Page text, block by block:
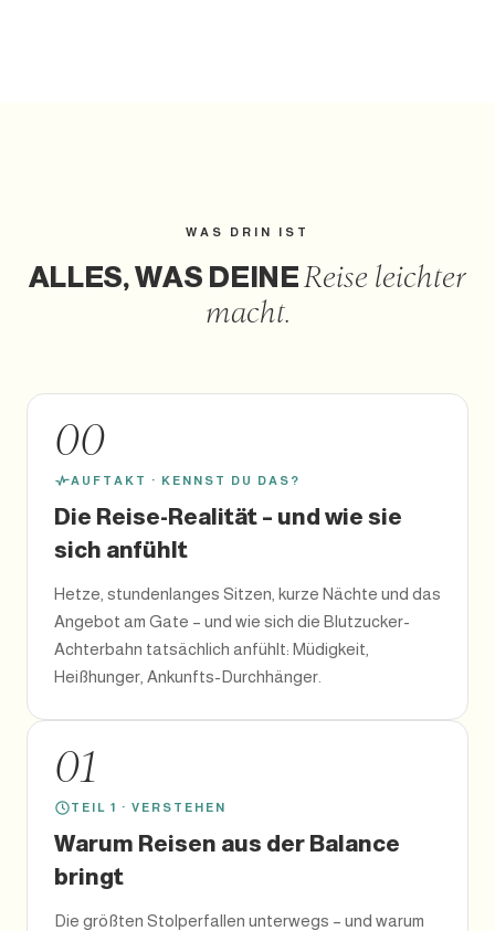
WAS DRIN IST
ALLES, WAS DEINEReise leichter
macht.
00
AUFTAKT · KENNST DU DAS?
Die Reise-Realität – und wie sie
sich anfühlt
Hetze, stundenlanges Sitzen, kurze Nächte und das
Angebot am Gate – und wie sich die Blutzucker-
Achterbahn tatsächlich anfühlt: Müdigkeit,
Heißhunger, Ankunfts-Durchhänger.
01
TEIL 1 · VERSTEHEN
Warum Reisen aus der Balance
bringt
Die größten Stolperfallen unterwegs – und warum